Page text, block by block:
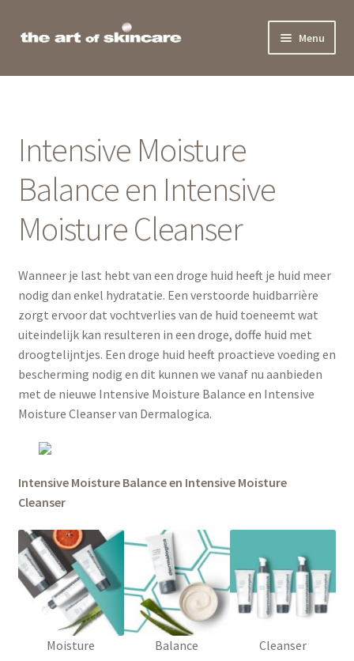
Ga
Ga
Menu
Home
Producten
Actueel
Team
Beauty Award
Contact
Intensive Moisture
Balance en Intensive
Moisture Cleanser
Wanneer je last hebt van een droge huid heeft je huid meer
nodig dan enkel hydratatie. Een verstoorde huidbarrière
zorgt ervoor dat vochtverlies van de huid toeneemt wat
uiteindelijk kan resulteren in een droge, doffe huid met
droogtelijntjes. Een droge huid heeft proactieve voeding en
bescherming nodig en dit kunnen we vanaf nu aanbieden
met de nieuwe Intensive Moisture Balance en Intensive
Moisture Cleanser van Dermalogica.
Intensive Moisture Balance en Intensive Moisture
Cleanser
Moisture Balance Cleanser